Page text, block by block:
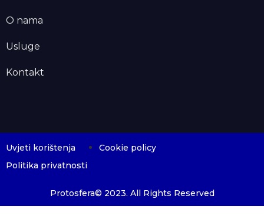
O nama
Usluge
Kontakt
Uvjeti korištenja
Cookie policy
Politika privatnosti
Protosfera© 2023. All Rights Reserved